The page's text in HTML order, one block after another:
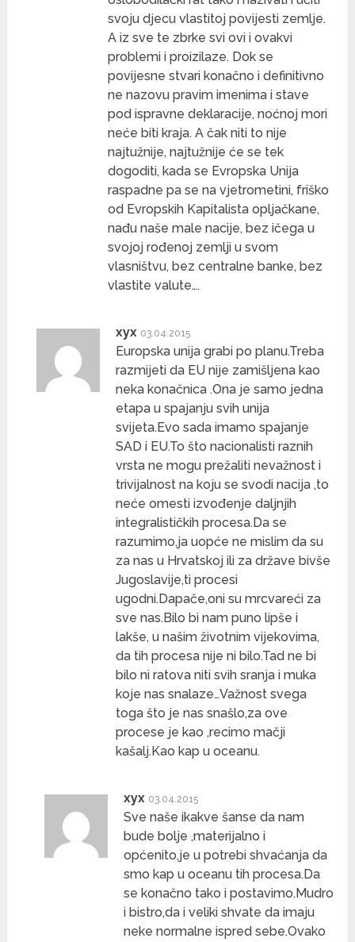
svoju djecu vlastitoj povijesti zemlje.
A iz sve te zbrke svi ovi i ovakvi
problemi i proizilaze. Dok se
povijesne stvari konačno i definitivno
ne nazovu pravim imenima i stave
pod ispravne deklaracije, noćnoj mori
neće biti kraja. A čak niti to nije
najtužnije, najtužnije će se tek
dogoditi, kada se Evropska Unija
raspadne pa se na vjetrometini, friško
od Evropskih Kapitalista opljačkane,
nađu naše male nacije, bez ičega u
svojoj rođenoj zemlji u svom
vlasništvu, bez centralne banke, bez
vlastite valute….
xyx 03.04.2015
Europska unija grabi po planu.Treba
razmijeti da EU nije zamišljena kao
neka konačnica .Ona je samo jedna
etapa u spajanju svih unija
svijeta.Evo sada imamo spajanje
SAD i EU.To što nacionalisti raznih
vrsta ne mogu prežaliti nevažnost i
trivijalnost na koju se svodi nacija ,to
neće omesti izvođenje daljnjih
integralističkih procesa.Da se
razumimo,ja uopće ne mislim da su
za nas u Hrvatskoj ili za države bivše
Jugoslavije,ti procesi
ugodni.Dapače,oni su mrcvareći za
sve nas.Bilo bi nam puno lipše i
lakše, u našim životnim vijekovima,
da tih procesa nije ni bilo.Tad ne bi
bilo ni ratova niti svih sranja i muka
koje nas snalaze…Važnost svega
toga što je nas snašlo,za ove
procese je kao ,recimo mačji
kašalj.Kao kap u oceanu.
xyx 03.04.2015
Sve naše ikakve šanse da nam
bude bolje ,materijalno i
općenito,je u potrebi shvaćanja da
smo kap u oceanu tih procesa.Da
se konačno tako i postavimo.Mudro
i bistro,da i veliki shvate da imaju
neke normalne ispred sebe.Ovako